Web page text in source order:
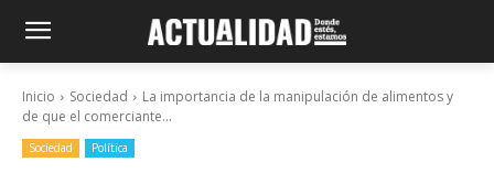
Inicio Sociedad
La importancia de la manipulación de alimentos y
de que el comerciante...
Sociedad Política